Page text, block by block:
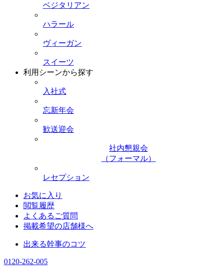
ベジタリアン
ハラール
ヴィーガン
スイーツ
利用シーンから探す
入社式
忘新年会
歓送迎会
社内懇親会
（フォーマル）
レセプション
お気に入り
閲覧履歴
よくあるご質問
掲載希望の店舗様へ
出来る幹事のコツ
0120-262-005